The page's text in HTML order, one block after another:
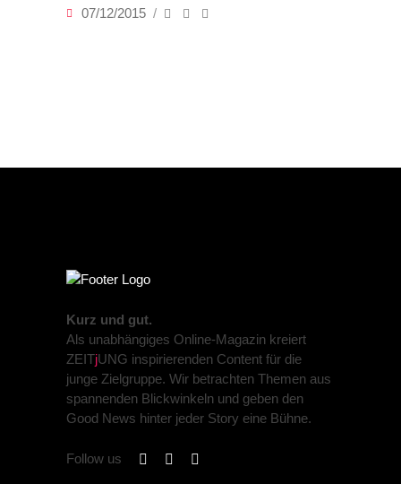
07/12/2015
Kurz und gut.
Als unabhängiges Online-Magazin kreiert
ZEITjUNG inspirierenden Content für die
junge Zielgruppe. Wir betrachten Themen aus
spannenden Blickwinkeln und geben den
Good News hinter jeder Story eine Bühne.
Follow us